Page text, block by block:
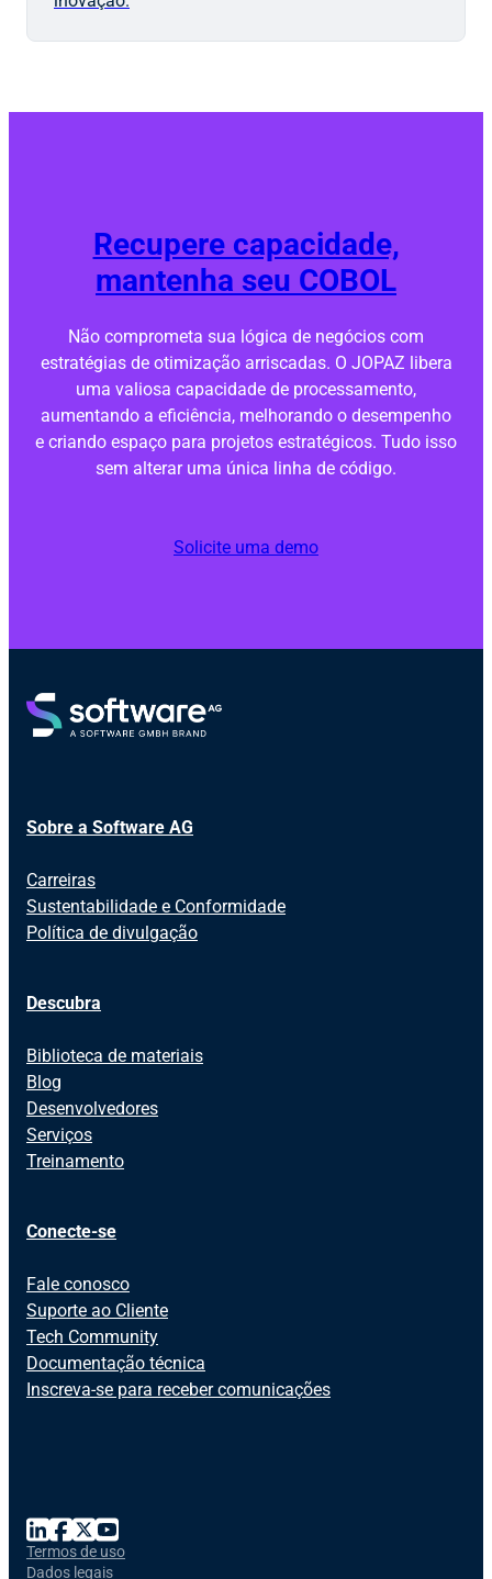
Recupere capacidade,
mantenha seu COBOL
Não comprometa sua lógica de negócios com
estratégias de otimização arriscadas. O JOPAZ libera
uma valiosa capacidade de processamento,
aumentando a eficiência, melhorando o desempenho
e criando espaço para projetos estratégicos. Tudo isso
sem alterar uma única linha de código.
Solicite uma demo
Sobre a Software AG
Carreiras
Sustentabilidade e Conformidade
Política de divulgação
Descubra
Biblioteca de materiais
Blog
Desenvolvedores
Serviços
Treinamento
Conecte-se
Fale conosco
Suporte ao Cliente
Tech Community
Documentação técnica
Inscreva-se para receber comunicações
Termos de uso
Dados legais